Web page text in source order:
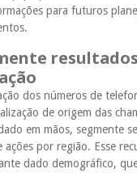
para futuros
dos números de
de origem das
em mãos, segmente
ações por região. Esse
dado demográfico,